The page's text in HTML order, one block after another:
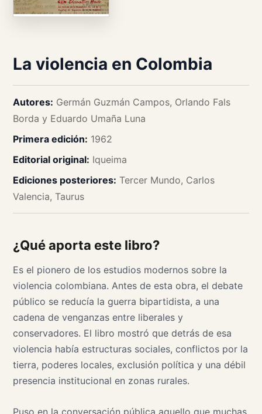
La violencia en Colombia
Autores: Germán Guzmán Campos, Orlando Fals
Borda y Eduardo Umaña Luna
Primera edición: 1962
Editorial original: Iqueima
Ediciones posteriores: Tercer Mundo, Carlos
Valencia, Taurus
¿Qué aporta este libro?
Es el pionero de los estudios modernos sobre la
violencia colombiana. Antes de esta obra, el debate
público se reducía la guerra bipartidista, a una
cadena de venganzas entre liberales y
conservadores. El libro mostró que detrás de esa
violencia había estructuras sociales, conflictos por la
tierra, poderes locales, exclusión política y una débil
presencia institucional en zonas rurales.
Puso en la conversación pública aquello que muchas